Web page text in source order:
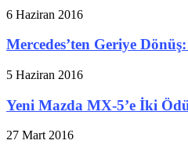
6 Haziran 2016
Mercedes’ten Geriye
5 Haziran 2016
Yeni Mazda MX-5’e İki
27 Mart 2016